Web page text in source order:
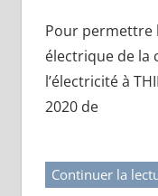
Pour permettre
électrique de la
l’électricité à
2020 de
Continuer la